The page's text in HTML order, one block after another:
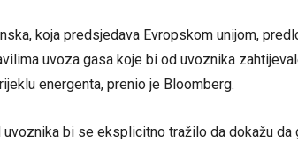
koja predsjedava Evropskom unijom,
uvoza gasa koje bi od uvoznika
energenta, prenio je Bloomberg.
uvoznika bi se eksplicitno tražilo da dokažu